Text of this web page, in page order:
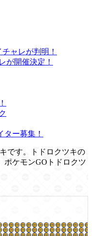
ャレが判明！
が開催決定！
ー募集！
です。トドロクツキの
ポケモンGOトドロクツ